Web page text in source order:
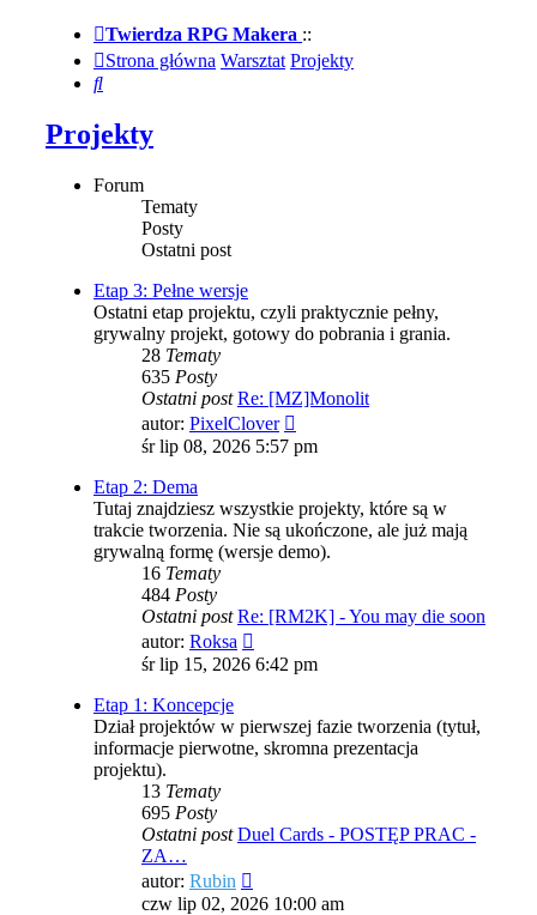
Twierdza RPG Makera ::
Strona główna Warsztat Projekty
Szukaj
Projekty
Forum
Tematy
Posty
Ostatni post
Etap 3: Pełne wersje
Ostatni etap projektu, czyli praktycznie pełny,
grywalny projekt, gotowy do pobrania i grania.
28 Tematy
635 Posty
Ostatni post Re: [MZ]Monolit
autor: PixelClover
najnowszy
post
śr lip 08, 2026 5:57 pm
Etap 2: Dema
Tutaj znajdziesz wszystkie projekty, które są w
trakcie tworzenia. Nie są ukończone, ale już mają
grywalną formę (wersje demo).
16 Tematy
484 Posty
Ostatni post Re: [RM2K] - You may die soon
autor: Roksa
najnowszy
śr lip 15, 2026 6:42 pm
Etap 1: Koncepcje
Dział projektów w pierwszej fazie tworzenia (tytuł,
informacje pierwotne, skromna prezentacja
projektu).
13 Tematy
695 Posty
Ostatni post Duel Cards - POSTĘP PRAC -
ZA…
autor: Rubin
najnowszy
czw lip 02, 2026 10:00 am